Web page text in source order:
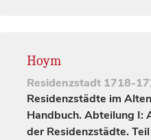
Hoym
Residenzstadt 1718-
Residenzstädte im
Handbuch. Abteilung I:
der Residenzstädte.